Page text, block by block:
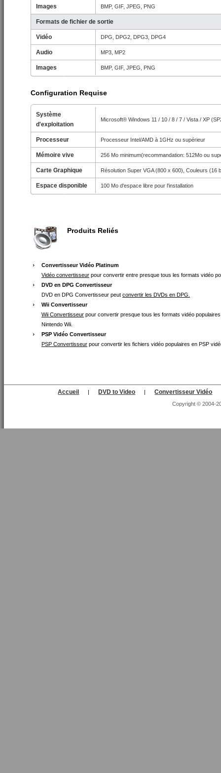
Images BMP, GIF, JPEG, PNG
Formats de fichier de sortie
Vidéo DPG, DPG2, DPG3, DPG4
Audio MP3, MP2
Images BMP, GIF, JPEG, PNG
Configuration Requise
Système
d'exploitation
Microsoft® Windows 11 / 10 / 8 / 7 / Vista / XP
Processeur Processeur Intel/AMD à 1GHz ou supérieur
Mémoire vive 256 Mo minimum(recommandation: 512Mo ou
Carte Graphique Résolution Super VGA (800 x 600), Couleurs (16
Espace disponible 100 Mo d'espace libre pour l'installation
Produits Reliés
Convertisseur Vidéo Platinum
Vidéo convertisseur pour convertir entre presque tous les formats vidéo
DVD en DPG Convertisseur
DVD en DPG Convertisseur peut convertir les DVDs en DPG.
Wii Convertisseur
Wii Convertisseur pour convertir presque tous les formats vidéo
Nintendo Wii.
PSP Vidéo Convertisseur
PSP Convertisseur pour convertir les fichiers vidéo populaires en PSP
Accueil | DVD to Video | Convertisseur Vidéo
Copyright © 2004-